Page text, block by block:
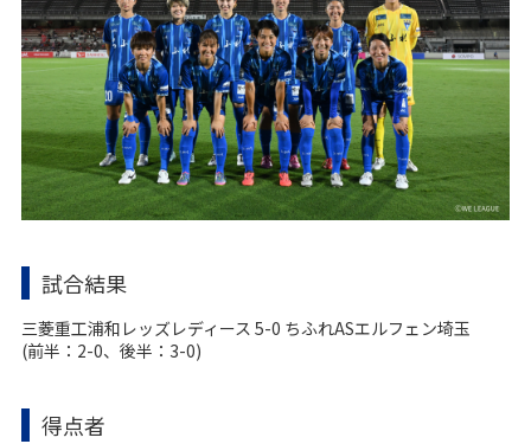
試合結果
三菱重工浦和レッズレディース 5-0 ちふれASエルフェン埼玉
(前半：2-0、後半：3-0)
得点者